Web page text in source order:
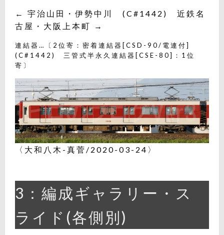
← 宇治山田・伊勢中川 (C#1442) 近鉄名
古屋・大阪上本町 →
連結器…〔2位寄：密着連結器[CSD-90/電連付]
(C#1442) 三管式半永久連結器[CSE-80]：1位
寄〕
〈大和八木-真菅/2020-03-24〉
3：編成ギャラリー・ス
ライド(各側別)